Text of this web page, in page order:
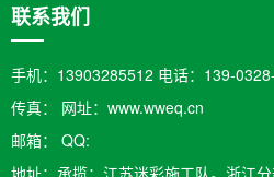
联系我们
手机：13903285512 电话：139-
传真： 网址：www.wweq.cn
邮箱：​ QQ:
地址：承揽：江苏迷彩施工队。浙江